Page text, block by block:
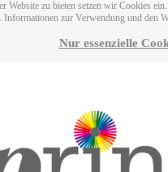
Website zu bieten setzen wir Cookies
Informationen zur Verwendung und den
Nur essenzielle